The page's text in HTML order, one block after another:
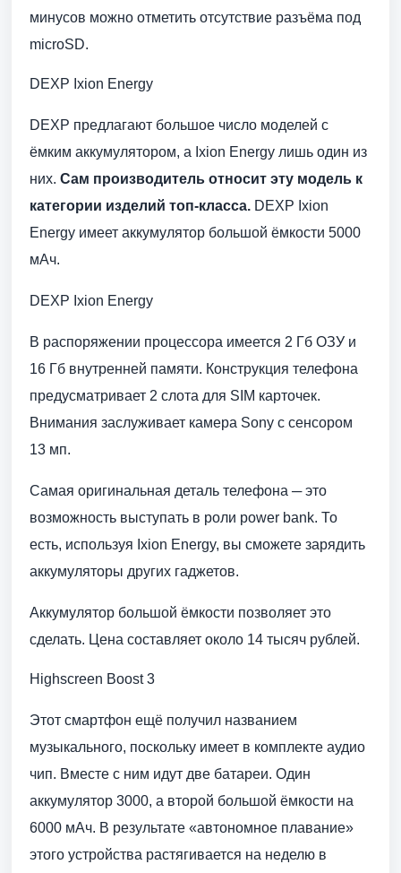
минусов можно отметить отсутствие разъёма под
microSD.
DEXP Ixion Energy
DEXP предлагают большое число моделей с
ёмким аккумулятором, а Ixion Energy лишь один из
них. Сам производитель относит эту модель к
категории изделий топ-класса. DEXP Ixion
Energy имеет аккумулятор большой ёмкости 5000
мАч.
DEXP Ixion Energy
В распоряжении процессора имеется 2 Гб ОЗУ и
16 Гб внутренней памяти. Конструкция телефона
предусматривает 2 слота для SIM карточек.
Внимания заслуживает камера Sony с сенсором
13 мп.
Самая оригинальная деталь телефона ─ это
возможность выступать в роли power bank. То
есть, используя Ixion Energy, вы сможете зарядить
аккумуляторы других гаджетов.
Аккумулятор большой ёмкости позволяет это
сделать. Цена составляет около 14 тысяч рублей.
Highscreen Boost 3
Этот смартфон ещё получил названием
музыкального, поскольку имеет в комплекте аудио
чип. Вместе с ним идут две батареи. Один
аккумулятор 3000, а второй большой ёмкости на
6000 мАч. В результате «автономное плавание»
этого устройства растягивается на неделю в